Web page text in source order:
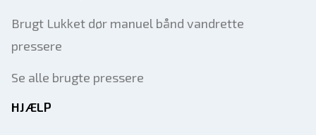
Brugt Lukket dør manuel bånd vandrette
pressere
Se alle brugte pressere
HJÆLP